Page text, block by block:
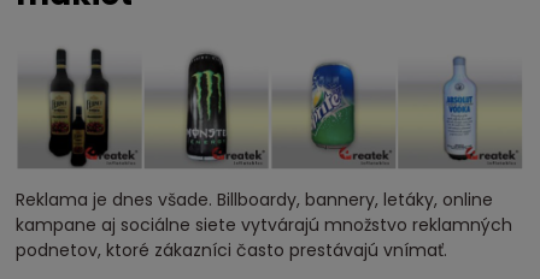
Reklama je dnes všade. Billboardy, bannery, letáky, online
kampane aj sociálne siete vytvárajú množstvo reklamných
podnetov, ktoré zákazníci často prestávajú vnímať.